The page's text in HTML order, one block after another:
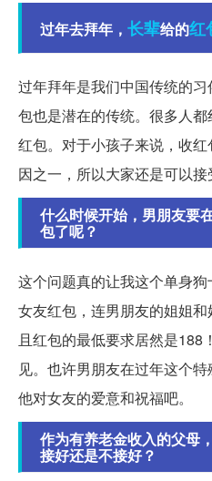
过年去拜年， 长辈给的红
过年拜年是我们中国传统的
包也是潜在的传统。很多人
红包。对于小孩子来说，收
因之一，所以大家还是可以接
什么时候开始，男朋友要
包了呢？
这个问题真的让我这个单身
女友红包，连男朋友的姐姐
且红包的最低要求居然是188
见。也许男朋友在过年这个
他对女友的爱意和祝福吧。
作为有养老金收入的父母
接好还是不接好？